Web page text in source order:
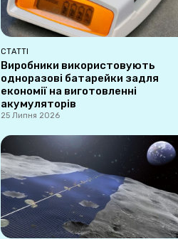
СТАТТІ
Виробники використовують
одноразові батарейки задля
економії на виготовленні
акумуляторів
25 Липня 2026